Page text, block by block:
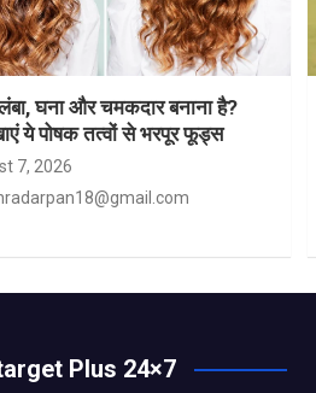
घना और चमकदार बनाना है?
ये पोषक तत्वों से भरपूर फूड्स
7, 2026
Plus 24×7